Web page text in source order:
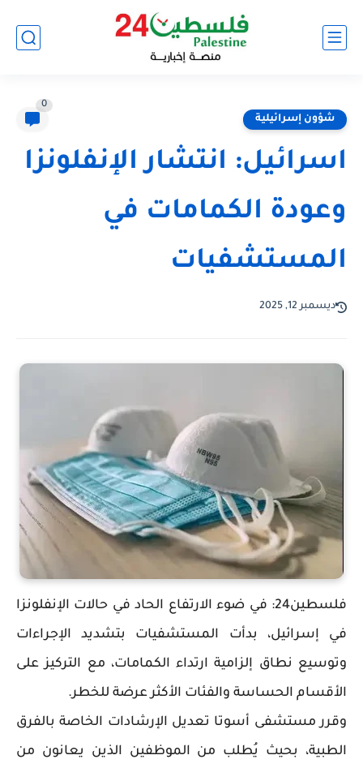
شؤون إسرائيلية
0
اسرائيل: انتشار الإنفلونزا
وعودة الكمامات في
المستشفيات
ديسمبر 12, 2025
فلسطين24: في ضوء الارتفاع الحاد في حالات الإنفلونزا
في إسرائيل، بدأت المستشفيات بتشديد الإجراءات
وتوسيع نطاق إلزامية ارتداء الكمامات، مع التركيز على
الأقسام الحساسة والفئات الأكثر عرضة للخطر.
وقرر مستشفى أسوتا تعديل الإرشادات الخاصة بالفرق
الطبية، بحيث يُطلب من الموظفين الذين يعانون من